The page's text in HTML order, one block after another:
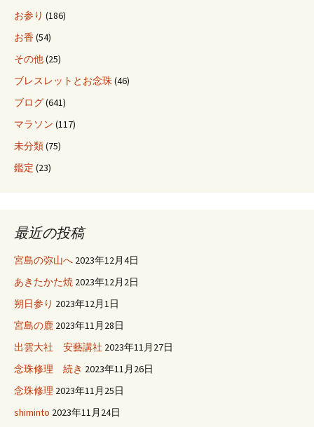
ン
お参り (186)
お香(54)
その他(25)
ブレスレットとお念珠(46)
ブログ(641)
マラソン (117)
未分類(75)
鑑定 (23)
最近の投稿
宮島の弥山へ 2023年12月4日
あきたかた焼 2023年12月2日
朔日参り 2023年12月1日
宮島の鹿 2023年11月28日
出雲大社 安藝講社 2023年11月27日
念珠修理 続き 2023年11月26日
念珠修理 2023年11月25日
shiminto 2023年11月24日